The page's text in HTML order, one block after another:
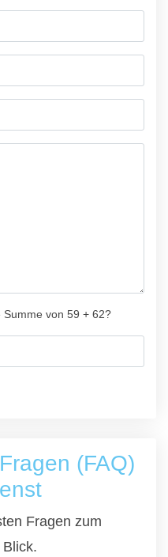
Summe von 59 + 62?
(FAQ)
Fragen zum